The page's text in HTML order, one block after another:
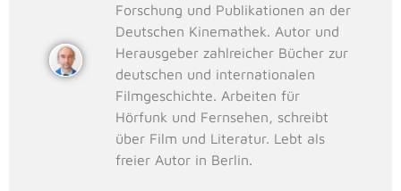
Forschung und Publikationen an der
Deutschen Kinemathek. Autor und
Herausgeber zahlreicher Bücher zur
deutschen und internationalen
Filmgeschichte. Arbeiten für
Hörfunk und Fernsehen, schreibt
über Film und Literatur. Lebt als
freier Autor in Berlin.